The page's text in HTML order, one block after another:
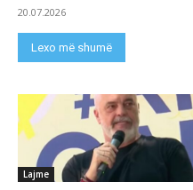
20.07.2026
Lexo më shumë
Lajme